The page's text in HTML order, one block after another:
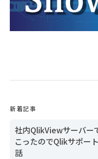
新着記事
社内QlikViewサーバー
こったのでQlikサポー
話